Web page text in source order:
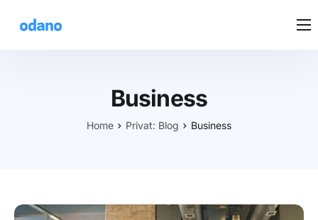
KUNDENSTIMMENBusiness
Home Privat: Blog Business